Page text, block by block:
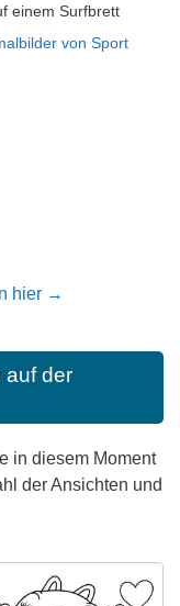
einem Surfbrett
von Sport
hier →
auf der
in diesem Moment
der Ansichten und